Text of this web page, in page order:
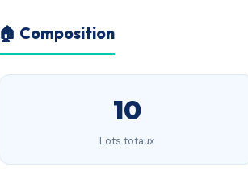
🏠 Composition
10
Lots totaux